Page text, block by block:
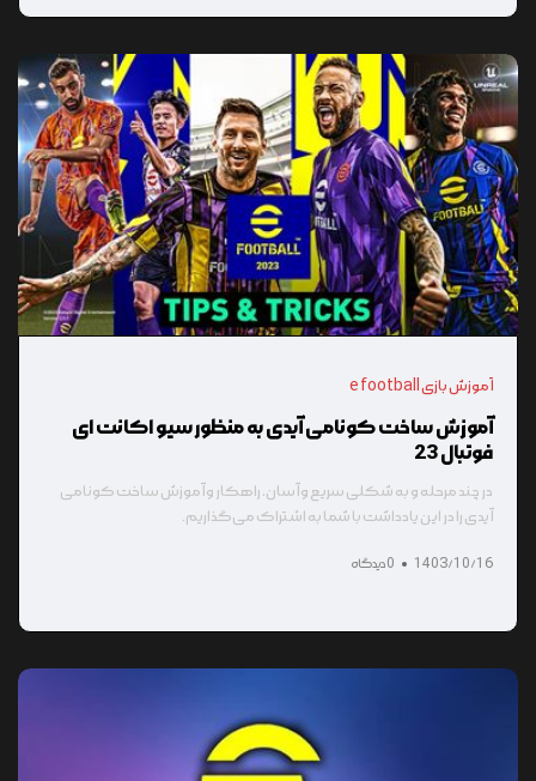
آموزش بازی e football
آموزش ساخت کونامی آیدی به منظور سیو اکانت ای
فوتبال 23
در چند مرحله و به شکلی سریع و آسان، راهکار و آموزش ساخت کونامی
آیدی را در این یادداشت با شما به اشتراک می‌گذاریم.
1403/10/16 0 دیدگاه